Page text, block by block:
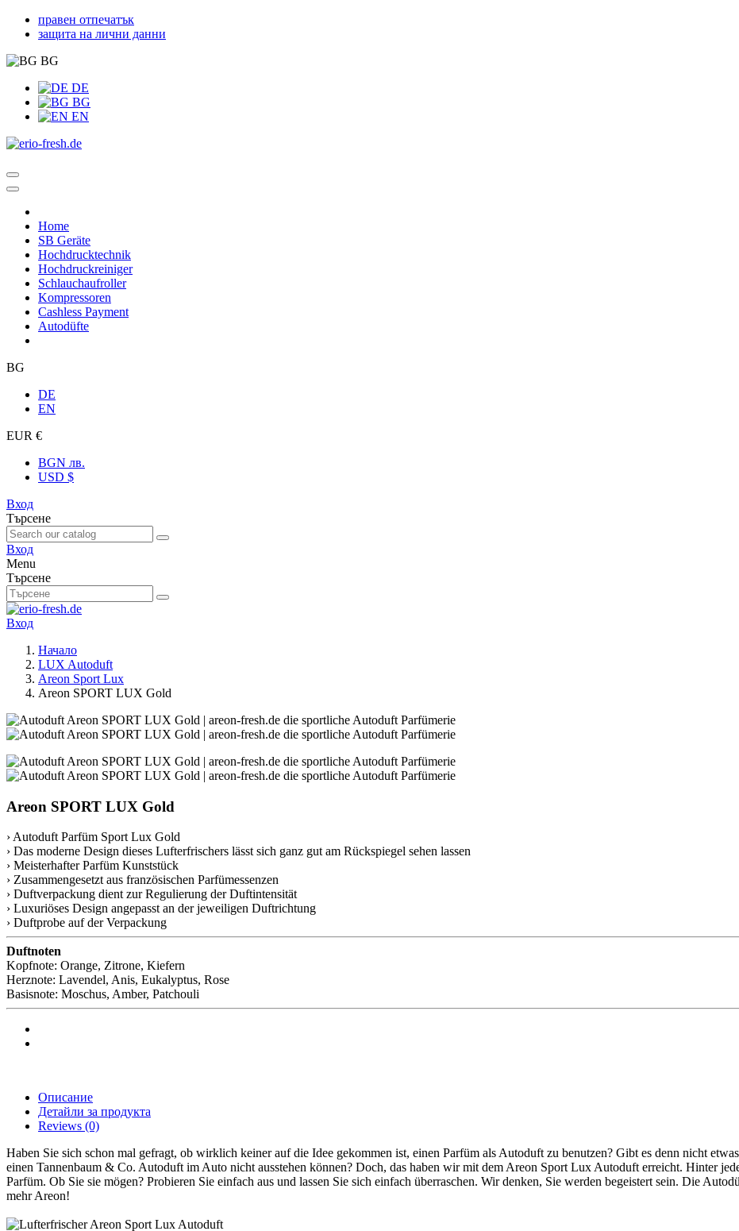
правен отпечатък
защита на лични данни
BG
DE
BG
EN
Home
SB Geräte
Hochdrucktechnik
Hochdruckreiniger
Schlauchaufroller
Kompressoren
Cashless Payment
Autodüfte
BG
DE
EN
EUR €
BGN лв.
USD $
Вход
Търсене
Вход
Menu
Търсене
Вход
Начало
LUX Autoduft
Areon Sport Lux
Areon SPORT LUX Gold
Areon SPORT LUX Gold
› Autoduft Parfüm Sport Lux Gold
› Das moderne Design dieses Lufterfrischers lässt sich ganz gut am Rückspiegel sehen lassen
› Meisterhafter Parfüm Kunststück
› Zusammengesetzt aus französischen Parfümessenzen
› Duftverpackung dient zur Regulierung der Duftintensität
› Luxuriöses Design angepasst an der jeweiligen Duftrichtung
› Duftprobe auf der Verpackung
Duftnoten
Kopfnote: Orange, Zitrone, Kiefern
Herznote: Lavendel, Anis, Eukalyptus, Rose
Basisnote: Moschus, Amber, Patchouli
Описание
Детайли за продукта
Reviews (0)
Haben Sie sich schon mal gefragt, ob wirklich keiner auf die Idee gekommen ist, einen Parfüm als Autoduft zu benutzen? Gibt es denn nicht
einen Tannenbaum & Co. Autoduft im Auto nicht ausstehen können? Doch, das haben wir mit dem Areon Sport Lux Autoduft erreicht. Hinter
Parfüm. Ob Sie sie mögen? Probieren Sie einfach aus und lassen Sie sich einfach überraschen. Wir denken, Sie werden begeistert sein. Die
mehr Areon!